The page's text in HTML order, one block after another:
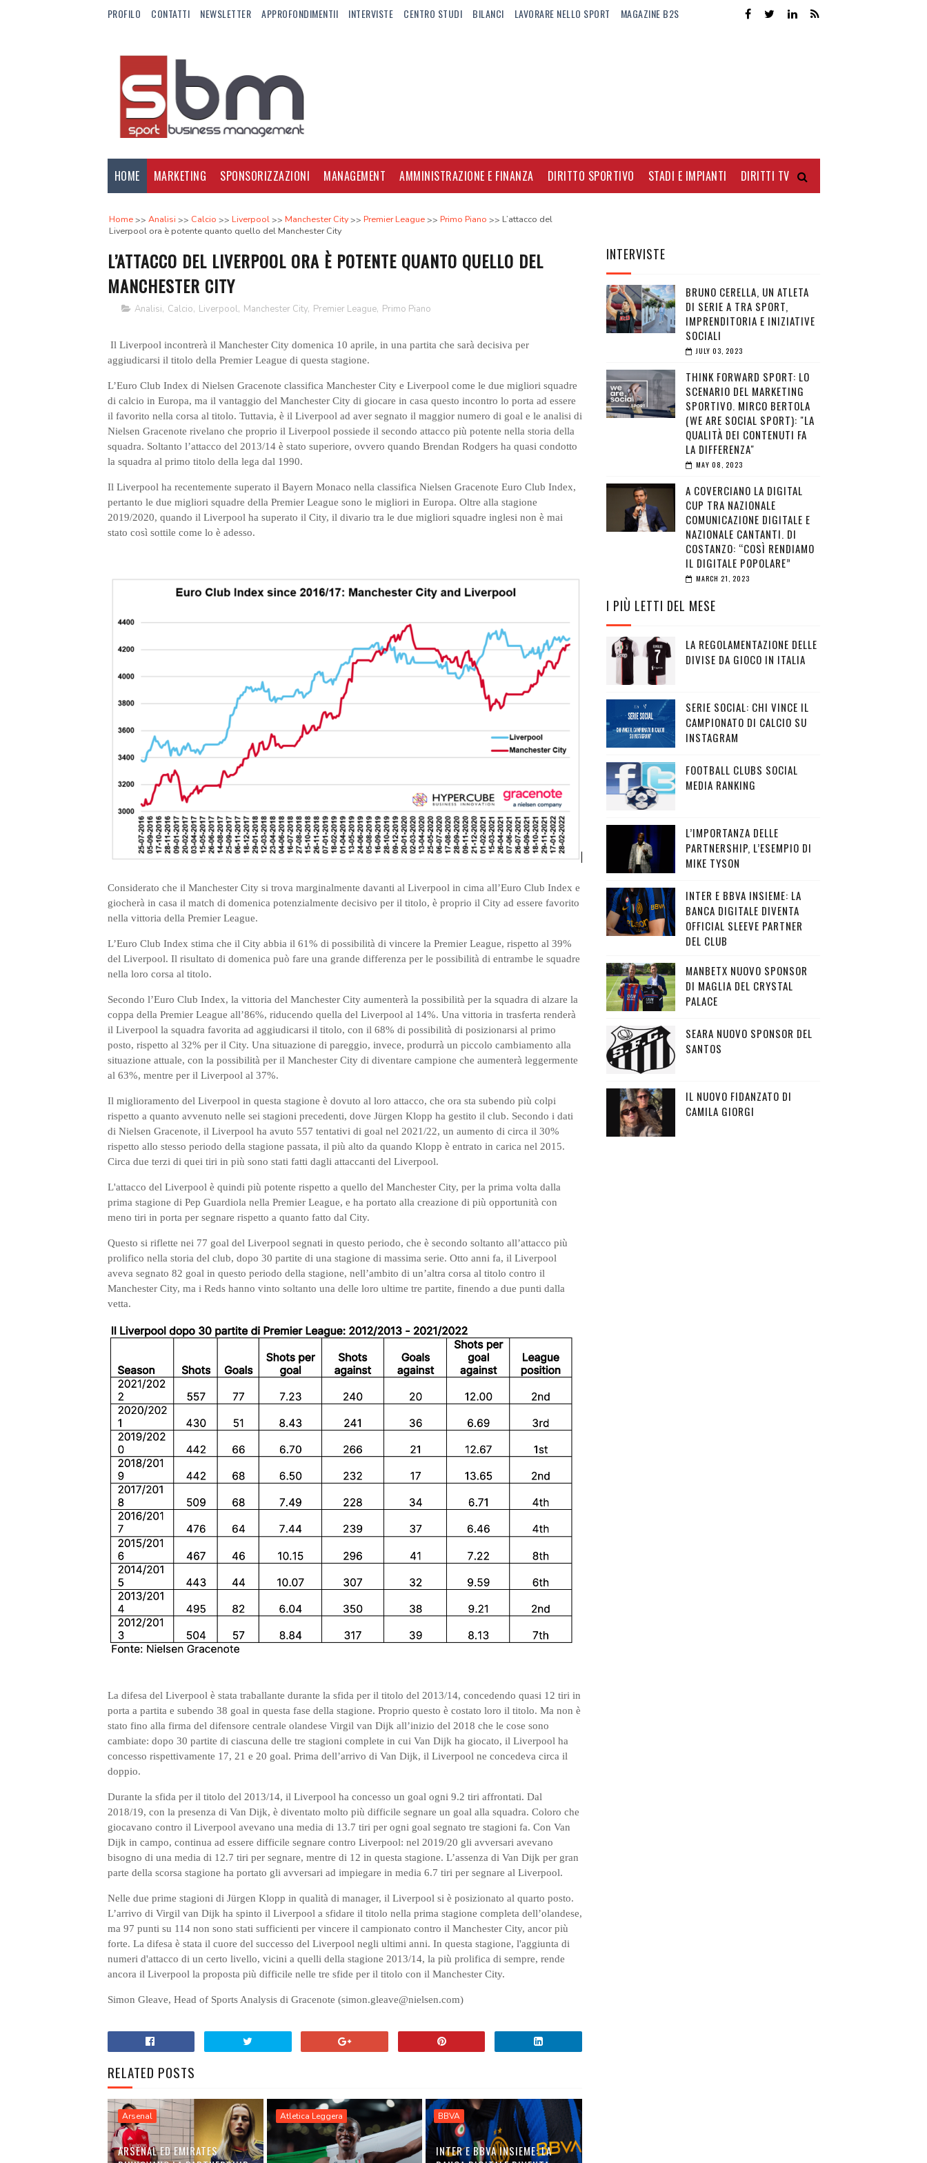
PROFILO CONTATTI NEWSLETTER APPROFONDIMENTII INTERVISTE CENTRO STUDI BILANCI LAVORARE NELLO SPORT MAGAZINE B2S
HOME MARKETING SPONSORIZZAZIONI MANAGEMENT AMMINISTRAZIONE E FINANZA DIRITTO SPORTIVO STADI E IMPIANTI DIRITTI TV
Home Analisi Calcio Liverpool Manchester City Premier League Primo Piano
L’attacco del
Liverpool ora è potente quanto quello del Manchester City
L’ATTACCO DEL LIVERPOOL ORA È POTENTE QUANTO QUELLO DEL
MANCHESTER CITY
Analisi, Calcio, Liverpool, Manchester City, Premier League, Primo Piano
Il Liverpool incontrerà il Manchester City domenica 10 aprile, in una partita che sarà decisiva per
aggiudicarsi il titolo della Premier League di questa stagione.
L’Euro Club Index di Nielsen Gracenote classifica Manchester City e Liverpool come le due migliori squadre
di calcio in Europa, ma il vantaggio del Manchester City di giocare in casa questo incontro lo porta ad essere
il favorito nella corsa al titolo. Tuttavia, è il Liverpool ad aver segnato il maggior numero di goal e le analisi di
Nielsen Gracenote rivelano che proprio il Liverpool possiede il secondo attacco più potente nella storia della
squadra. Soltanto l’attacco del 2013/14 è stato superiore, ovvero quando Brendan Rodgers ha quasi condotto
la squadra al primo titolo della lega dal 1990.
Il Liverpool ha recentemente superato il Bayern Monaco nella classifica Nielsen Gracenote Euro Club Index,
pertanto le due migliori squadre della Premier League sono le migliori in Europa. Oltre alla stagione
2019/2020, quando il Liverpool ha superato il City, il divario tra le due migliori squadre inglesi non è mai
stato così sottile come lo è adesso.
Considerato che il Manchester City si trova marginalmente davanti al Liverpool in cima all’Euro Club Index e
giocherà in casa il match di domenica potenzialmente decisivo per il titolo, è proprio il City ad essere favorito
nella vittoria della Premier League.
L’Euro Club Index stima che il City abbia il 61% di possibilità di vincere la Premier League, rispetto al 39%
del Liverpool. Il risultato di domenica può fare una grande differenza per le possibilità di entrambe le squadre
nella loro corsa al titolo.
Secondo l’Euro Club Index, la vittoria del Manchester City aumenterà la possibilità per la squadra di alzare la
coppa della Premier League all’86%, riducendo quella del Liverpool al 14%. Una vittoria in trasferta renderà
il Liverpool la squadra favorita ad aggiudicarsi il titolo, con il 68% di possibilità di posizionarsi al primo
posto, rispetto al 32% per il City. Una situazione di pareggio, invece, produrrà un piccolo cambiamento alla
situazione attuale, con la possibilità per il Manchester City di diventare campione che aumenterà leggermente
al 63%, mentre per il Liverpool al 37%.
Il miglioramento del Liverpool in questa stagione è dovuto al loro attacco, che ora sta subendo più colpi
rispetto a quanto avvenuto nelle sei stagioni precedenti, dove Jürgen Klopp ha gestito il club. Secondo i dati
di Nielsen Gracenote, il Liverpool ha avuto 557 tentativi di goal nel 2021/22, un aumento di circa il 30%
rispetto allo stesso periodo della stagione passata, il più alto da quando Klopp è entrato in carica nel 2015.
Circa due terzi di quei tiri in più sono stati fatti dagli attaccanti del Liverpool.
L'attacco del Liverpool è quindi più potente rispetto a quello del Manchester City, per la prima volta dalla
prima stagione di Pep Guardiola nella Premier League, e ha portato alla creazione di più opportunità con
meno tiri in porta per segnare rispetto a quanto fatto dal City.
Questo si riflette nei 77 goal del Liverpool segnati in questo periodo, che è secondo soltanto all’attacco più
prolifico nella storia del club, dopo 30 partite di una stagione di massima serie. Otto anni fa, il Liverpool
aveva segnato 82 goal in questo periodo della stagione, nell’ambito di un’altra corsa al titolo contro il
Manchester City, ma i Reds hanno vinto soltanto una delle loro ultime tre partite, finendo a due punti dalla
vetta.
La difesa del Liverpool è stata traballante durante la sfida per il titolo del 2013/14, concedendo quasi 12 tiri in
porta a partita e subendo 38 goal in questa fase della stagione. Proprio questo è costato loro il titolo. Ma non è
stato fino alla firma del difensore centrale olandese Virgil van Dijk all’inizio del 2018 che le cose sono
cambiate: dopo 30 partite di ciascuna delle tre stagioni complete in cui Van Dijk ha giocato, il Liverpool ha
concesso rispettivamente 17, 21 e 20 goal. Prima dell’arrivo di Van Dijk, il Liverpool ne concedeva circa il
doppio.
Durante la sfida per il titolo del 2013/14, il Liverpool ha concesso un goal ogni 9.2 tiri affrontati. Dal
2018/19, con la presenza di Van Dijk, è diventato molto più difficile segnare un goal alla squadra. Coloro che
giocavano contro il Liverpool avevano una media di 13.7 tiri per ogni goal segnato tre stagioni fa. Con Van
Dijk in campo, continua ad essere difficile segnare contro Liverpool: nel 2019/20 gli avversari avevano
bisogno di una media di 12.7 tiri per segnare, mentre di 12 in questa stagione. L’assenza di Van Dijk per gran
parte della scorsa stagione ha portato gli avversari ad impiegare in media 6.7 tiri per segnare al Liverpool.
Nelle due prime stagioni di Jürgen Klopp in qualità di manager, il Liverpool si è posizionato al quarto posto.
L’arrivo di Virgil van Dijk ha spinto il Liverpool a sfidare il titolo nella prima stagione completa dell’olandese,
ma 97 punti su 114 non sono stati sufficienti per vincere il campionato contro il Manchester City, ancor più
forte. La difesa è stata il cuore del successo del Liverpool negli ultimi anni. In questa stagione, l'aggiunta di
numeri d'attacco di un certo livello, vicini a quelli della stagione 2013/14, la più prolifica di sempre, rende
ancora il Liverpool la proposta più difficile nelle tre sfide per il titolo con il Manchester City.
Simon Gleave, Head of Sports Analysis di Gracenote (simon.gleave@nielsen.com)
RELATED POSTS
Arsenal
ARSENAL ED EMIRATES
Atletica Leggera BBVA
INTER E BBVA INSIEME: LA
INTERVISTE
BRUNO CERELLA, UN ATLETA
DI SERIE A TRA SPORT,
IMPRENDITORIA E INIZIATIVE
SOCIALI
JULY 03, 2023
THINK FORWARD SPORT: LO
SCENARIO DEL MARKETING
SPORTIVO. MIRCO BERTOLA
(WE ARE SOCIAL SPORT): "LA
QUALITÀ DEI CONTENUTI FA
LA DIFFERENZA"
MAY 08, 2023
A COVERCIANO LA DIGITAL
CUP TRA NAZIONALE
COMUNICAZIONE DIGITALE E
NAZIONALE CANTANTI. DI
COSTANZO: “COSÌ RENDIAMO
IL DIGITALE POPOLARE”
MARCH 21, 2023
I PIÙ LETTI DEL MESE
LA REGOLAMENTAZIONE DELLE
DIVISE DA GIOCO IN ITALIA
SERIE SOCIAL: CHI VINCE IL
CAMPIONATO DI CALCIO SU
INSTAGRAM
FOOTBALL CLUBS SOCIAL
MEDIA RANKING
L’IMPORTANZA DELLE
PARTNERSHIP, L’ESEMPIO DI
MIKE TYSON
INTER E BBVA INSIEME: LA
BANCA DIGITALE DIVENTA
OFFICIAL SLEEVE PARTNER
DEL CLUB
MANBETX NUOVO SPONSOR
DI MAGLIA DEL CRYSTAL
PALACE
SEARA NUOVO SPONSOR DEL
SANTOS
IL NUOVO FIDANZATO DI
CAMILA GIORGI